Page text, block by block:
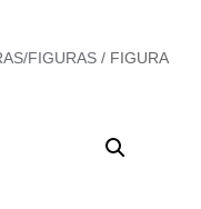
FIGURAS/ FIGURA